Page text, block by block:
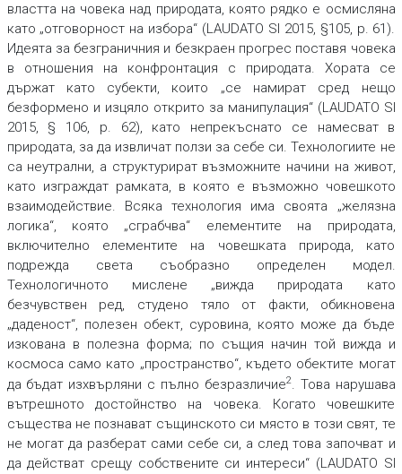
властта на човека над природата, която рядко е осмисляна
като „отговорност на избора“ (LAUDATO SI 2015, §105, p. 61).
Идеята за безграничния и безкраен прогрес поставя човека
в отношения на конфронтация с природата. Хората се
държат като субекти, които „се намират сред нещо
безформено и изцяло открито за манипулация“ (LAUDATO SI
2015, § 106, p. 62), като непрекъснато се намесват в
природата, за да извличат ползи за себе си. Технологиите не
са неутрални, а структурират възможните начини на живот,
като изграждат рамката, в която е възможнo човешкото
взаимодействие. Всяка технология има своята „желязна
логика“, която „сграбчва“ елементите на природата,
включително елементите на човешката природа, като
подрежда света съобразно определен модел.
Технологичното мислене „вижда природата като
безчувствен ред, студено тяло от факти, обикновена
„даденост“, полезен обект, суровина, която може да бъде
изкована в полезна форма; по същия начин той вижда и
космоса само като „пространство“, където обектите могат
да бъдат изхвърляни с пълно безразличие2. Това нарушава
вътрешното достойнство на човека. Когато човешките
същества не познават същинското си място в този свят, те
не могат да разберат сами себе си, а след това започват и
да действат срещу собствените си интереси“ (LAUDATO SI